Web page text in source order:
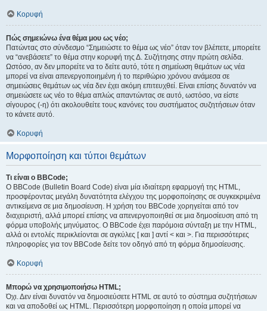
Κορυφή
Πώς σημειώνω ένα θέμα μου ως νέο;
Πατώντας στο σύνδεσμο “Σημειώστε το θέμα ως νέο” όταν τον βλέπετε, μπορείτε
να “ανεβάσετε” το θέμα στην κορυφή της Δ. Συζήτησης στην πρώτη σελίδα.
Ωστόσο, αν δεν μπορείτε να το δείτε αυτό, τότε η σημείωση θεμάτων ως νέα
μπορεί να είναι απενεργοποιημένη ή το περιθώριο χρόνου ανάμεσα σε
σημειώσεις θεμάτων ως νέα δεν έχει ακόμη επιτευχθεί. Είναι επίσης δυνατόν να
σημειώσετε ως νέο το θέμα απλώς απαντώντας σε αυτό, ωστόσο, να είστε
σίγουρος (-η) ότι ακολουθείτε τους κανόνες του συστήματος συζητήσεων όταν
το κάνετε αυτό.
Κορυφή
Μορφοποίηση και τύποι θεμάτων
Τι είναι ο BBCode;
Ο BBCode (Bulletin Board Code) είναι μία ιδιαίτερη εφαρμογή της HTML,
προσφέροντας μεγάλη δυνατότητα ελέγχου της μορφοποίησης σε συγκεκριμένα
αντικείμενα σε μια δημοσίευση. Η χρήση του BBCode χορηγείται από τον
διαχειριστή, αλλά μπορεί επίσης να απενεργοποιηθεί σε μια δημοσίευση από τη
φόρμα υποβολής μηνύματος. Ο BBCode έχει παρόμοια σύνταξη με την HTML,
αλλά οι εντολές περικλείονται σε αγκύλες [ και ] αντί < και >. Για περισσότερες
πληροφορίες για τον BBCode δείτε τον οδηγό από τη φόρμα δημοσίευσης.
Κορυφή
Μπορώ να χρησιμοποιήσω HTML;
Όχι. Δεν είναι δυνατόν να δημοσιεύσετε HTML σε αυτό το σύστημα συζητήσεων
και να αποδοθεί ως HTML. Περισσότερη μορφοποίηση η οποία μπορεί να